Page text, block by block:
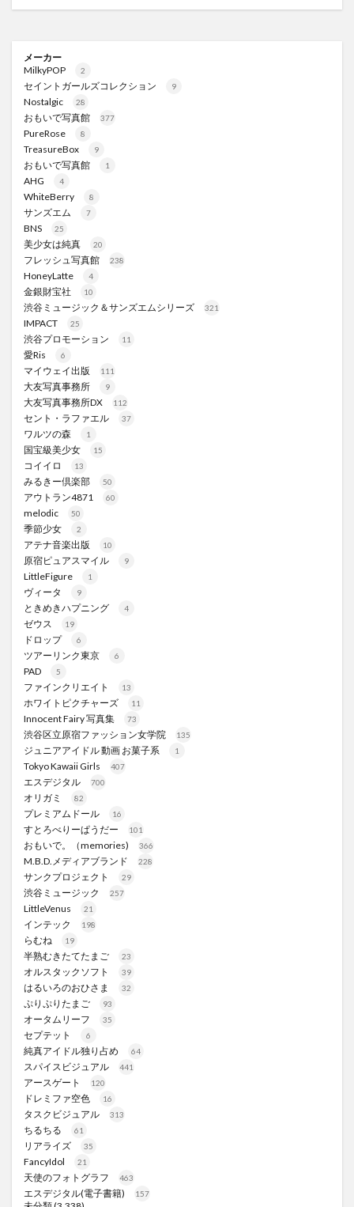
メーカー
MilkyPOP
2
セイントガールズコレクション 9
Nostalgic 28
おもいで写真館 377
PureRose 8
TreasureBox 9
おもいで写真館 1
AHG 4
WhiteBerry 8
サンズエム 7
BNS 25
美少女は純真 20
フレッシュ写真館 238
HoneyLatte 4
金銀財宝社 10
渋谷ミュージック＆サンズエムシリーズ 321
IMPACT 25
渋谷プロモーション 11
愛Ris 6
マイウェイ出版 111
大友写真事務所 9
大友写真事務所DX 112
セント・ラファエル 37
ワルツの森 1
国宝級美少女 15
コイイロ 13
みるきー倶楽部 50
アウトラン4871 60
melodic 50
季節少女 2
アテナ音楽出版 10
原宿ピュアスマイル 9
LittleFigure 1
ヴィータ 9
ときめきハプニング 4
ゼウス 19
ドロップ 6
ツアーリンク東京 6
PAD 5
ファインクリエイト 13
ホワイトピクチャーズ 11
Innocent Fairy 写真集 73
渋谷区立原宿ファッション女学院 135
ジュニアアイドル 動画 お菓子系 1
Tokyo Kawaii Girls 407
エスデジタル 700
オリガミ 82
プレミアムドール 16
すとろべりーぱうだー 101
おもいで。（memories) 366
M.B.D.メディアブランド 228
サンクプロジェクト 29
渋谷ミュージック 257
LittleVenus 21
インテック 198
らむね 19
半熟むきたてたまご 23
オルスタックソフト 39
はるいろのおひさま 32
ぷりぷりたまご 93
オータムリーフ 35
セプテット 6
純真アイドル独り占め 64
スパイスビジュアル 441
アースゲート 120
ドレミファ空色 16
タスクビジュアル 313
ちるちる 61
リアライズ 35
FancyIdol 21
天使のフォトグラフ 463
エスデジタル(電子書籍) 157